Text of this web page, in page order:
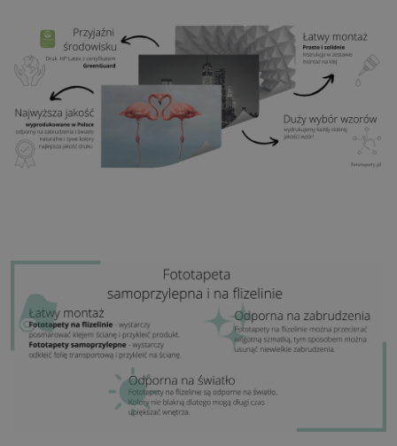
Klej:Niepotrzebny
Zastosowanie:
Salon, sypialnia, pomieszczenia
biurowe, przedpokój i wiele innych